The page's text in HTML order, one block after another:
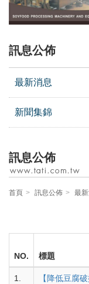
訊息公佈
最新消息
新聞集錦
訊息公佈
首頁 訊息公佈 最
NO. 標題
1.
【降低豆腐